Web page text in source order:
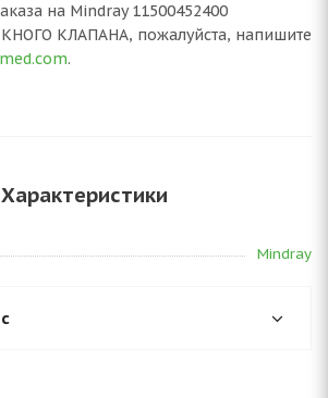
на Mindray 11500452400
КЛАПАНА, пожалуйста, напишите
.
Характеристики
Mindray